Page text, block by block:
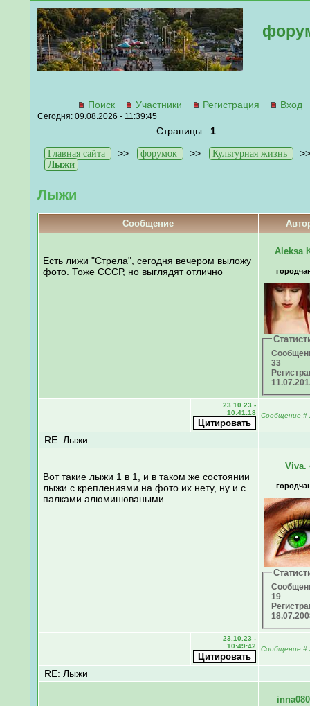
Поиск Участники Регистрация Вход
Сегодня: 09.08.2026 - 11:39:45
Страницы: 1
Главная сайта >> форумок >> Культурная жизнь
Лыжи
Лыжи
Сообщение
Есть лижи "Стрела", сегодня вечером выложу
фото. Тоже СССР, но выглядят отлично
Aleksa
33
23.10.23 -
10:41:18
Сообщение #
RE: Лыжи
Вот такие лыжи 1 в 1, и в таком же состоянии
лыжи с креплениями на фото их нету, ну и с
палками алюминюваными
Viva.
19
23.10.23 -
10:49:42
Сообщение #
RE: Лыжи